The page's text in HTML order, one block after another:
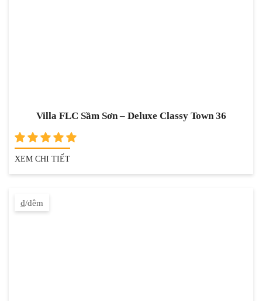
Villa FLC Sầm Sơn – Deluxe Classy Town 36
XEM CHI TIẾT
₫/đêm